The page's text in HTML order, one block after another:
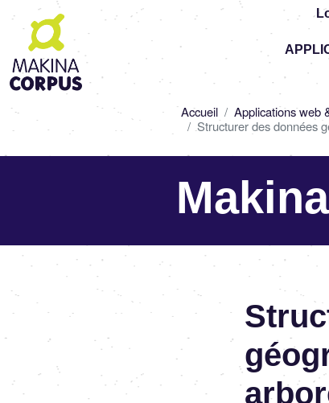
Top
Main
navigation
d'Ariane
Accueil Applications web
Structurer des données